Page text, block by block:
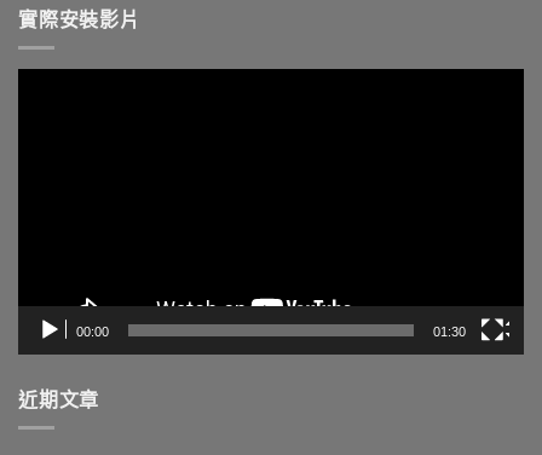
實際安裝影片
00:00 01:30
近期文章